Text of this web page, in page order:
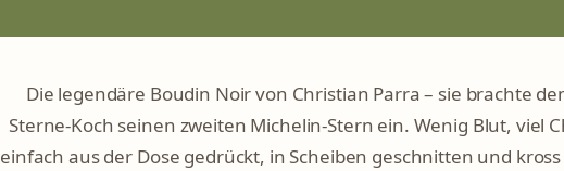
Die legendäre Boudin Noir von Christian Parra – sie brachte
Sterne-Koch seinen zweiten Michelin-Stern ein. Wenig Blut, viel
einfach aus der Dose gedrückt, in Scheiben geschnitten und